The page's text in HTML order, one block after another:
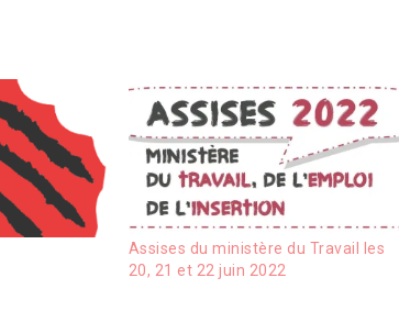
Assises du ministère du Travail les
20, 21 et 22 juin 2022